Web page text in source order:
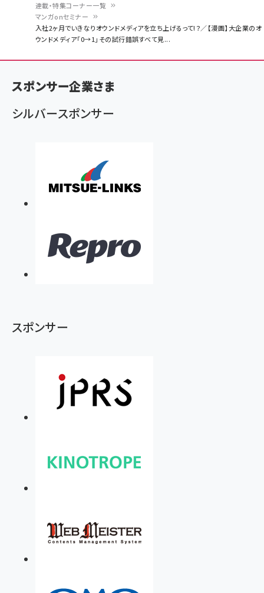
く
連載・特集コーナー一覧
マンガonセミナー
入社2ヶ月でいきなりオウンドメディアを立ち上げるって!？／【漫画】大企業のオ
ウンドメディア「0→1」その試行錯誤すべて見...
スポンサー企業さま
シルバースポンサー
スポンサー